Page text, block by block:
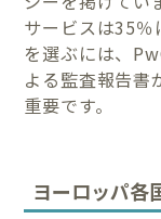
サービスは35％
を選ぶには、
よる監査報告書
重要です。
ヨーロッパ各